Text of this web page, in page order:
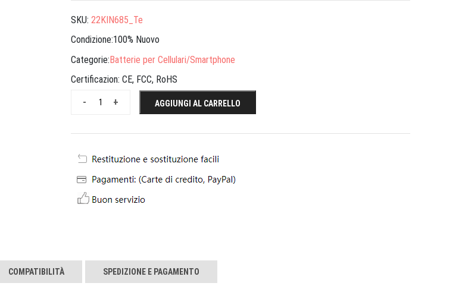
SKU: 22KIN685_Te
Condizione:100% Nuovo
Categorie:Batterie per Cellulari/Smartphone
Certificazion: CE, FCC, RoHS
+
- AGGIUNGI AL CARRELLO
COMPATIBILITÀ SPEDIZIONE E PAGAMENTO